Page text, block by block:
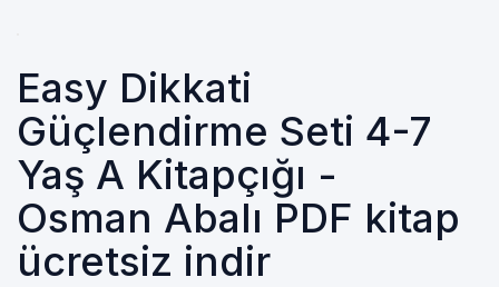
Easy Dikkati
Güçlendirme Seti 4-7
Yaş A Kitapçığı -
Osman Abalı PDF kitap
ücretsiz indir